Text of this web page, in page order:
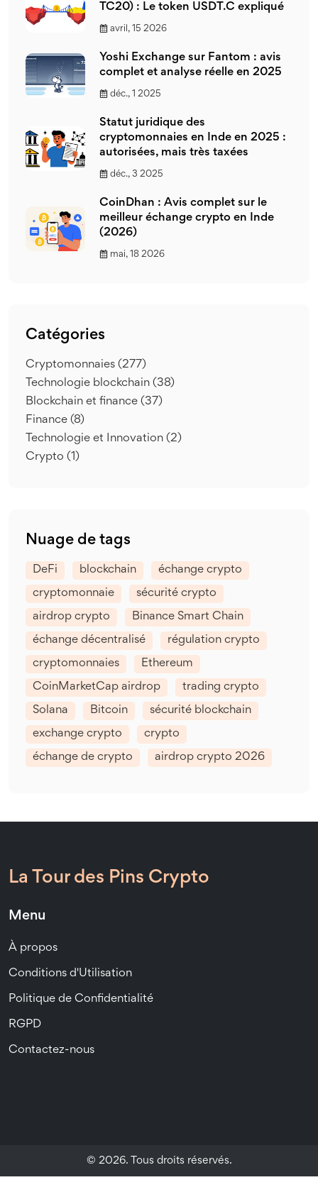
TC20) : Le token USDT.C expliqué
avril, 15 2026
Yoshi Exchange sur Fantom : avis
complet et analyse réelle en 2025
déc., 1 2025
Statut juridique des
cryptomonnaies en Inde en 2025 :
autorisées, mais très taxées
déc., 3 2025
CoinDhan : Avis complet sur le
meilleur échange crypto en Inde
(2026)
mai, 18 2026
Catégories
Cryptomonnaies (277)
Technologie blockchain (38)
Blockchain et finance (37)
Finance (8)
Technologie et Innovation (2)
Crypto (1)
Nuage de tags
DeFi blockchain échange crypto
cryptomonnaie sécurité crypto
airdrop crypto Binance Smart Chain
échange décentralisé régulation crypto
cryptomonnaies Ethereum
CoinMarketCap airdrop trading crypto
Solana Bitcoin sécurité blockchain
exchange crypto crypto
échange de crypto airdrop crypto 2026
La Tour des Pins Crypto
Menu
À propos
Conditions d'Utilisation
Politique de Confidentialité
RGPD
Contactez-nous
© 2026. Tous droits réservés.